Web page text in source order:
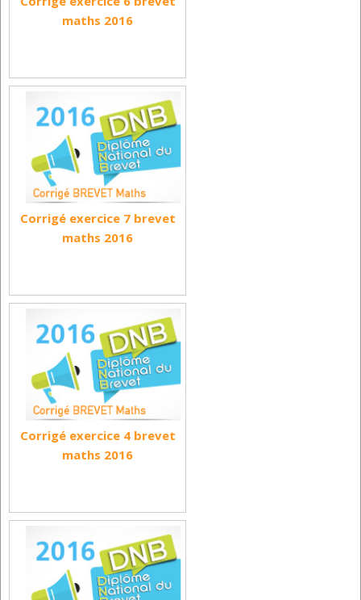
maths 2016
Corrigé exercice 7 brevet
maths 2016
Corrigé exercice 4 brevet
maths 2016